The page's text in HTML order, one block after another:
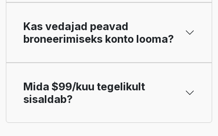
Kas vedajad peavad
broneerimiseks konto looma?
Mida $99/kuu tegelikult
sisaldab?